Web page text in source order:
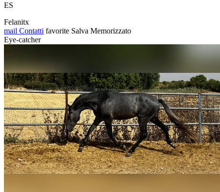
ES
Felanitx
mail Contatti favorite Salva Memorizzato
Eye-catcher